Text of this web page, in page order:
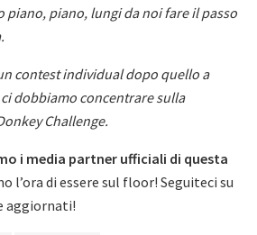
piano, piano, lungi da noi fare il passo
contest individual dopo quello a
dobbiamo concentrare sulla
Challenge.
i media partner ufficiali di questa
l’ora di essere sul floor! Seguiteci su
aggiornati!